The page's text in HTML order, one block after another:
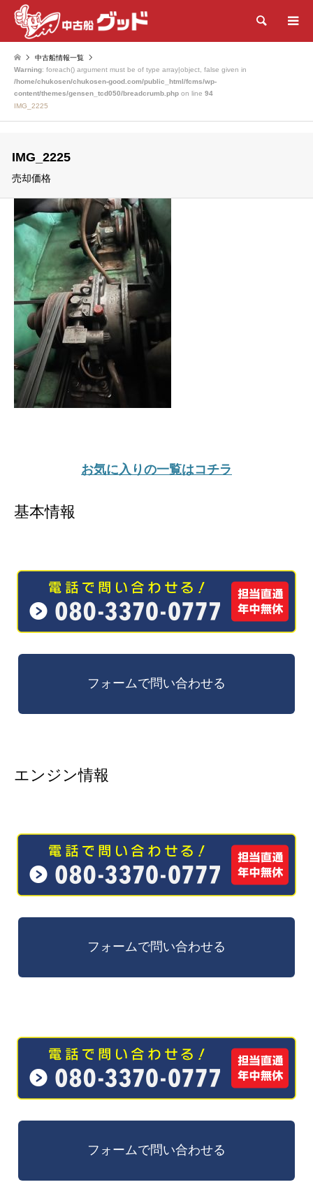
検索
中古船情報一覧
Warning: foreach() argument must be of type array|object, false given in
/home/chukosen/chukosen-good.com/public_html/fcms/wp-
content/themes/gensen_tcd050/breadcrumb.php on line 94
IMG_2225
IMG_2225
売却価格
お気に入りの一覧はコチラ
基本情報
エンジン情報